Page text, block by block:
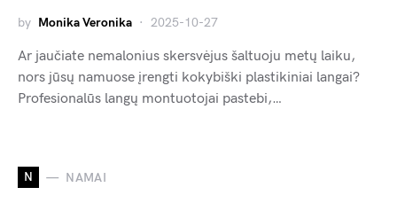
by Monika Veronika 2025-10-27
Ar jaučiate nemalonius skersvėjus šaltuoju metų laiku,
nors jūsų namuose įrengti kokybiški plastikiniai langai?
Profesionalūs langų montuotojai pastebi,…
N NAMAI